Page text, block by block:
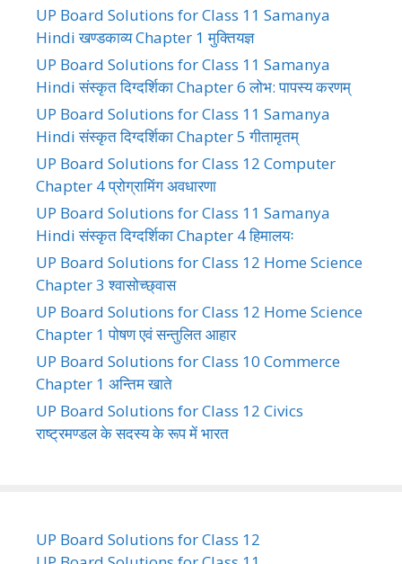
UP Board Solutions for Class 11 Samanya
Hindi खण्डकाव्य Chapter 1 मुक्तियज्ञ
UP Board Solutions for Class 11 Samanya
Hindi संस्कृत दिग्दर्शिका Chapter 6 लोभ: पापस्य करणम्
UP Board Solutions for Class 11 Samanya
Hindi संस्कृत दिग्दर्शिका Chapter 5 गीतामृतम्
UP Board Solutions for Class 12 Computer
Chapter 4 प्रोग्रामिंग अवधारणा
UP Board Solutions for Class 11 Samanya
Hindi संस्कृत दिग्दर्शिका Chapter 4 हिमालयः
UP Board Solutions for Class 12 Home Science
Chapter 3 श्वासोच्छ्वास
UP Board Solutions for Class 12 Home Science
Chapter 1 पोषण एवं सन्तुलित आहार
UP Board Solutions for Class 10 Commerce
Chapter 1 अन्तिम खाते
UP Board Solutions for Class 12 Civics
राष्ट्रमण्डल के सदस्य के रूप में भारत
UP Board Solutions for Class 12